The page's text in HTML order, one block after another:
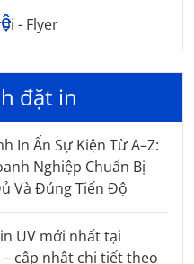
- Flyer
đặt in
In Ấn Sự Kiện Từ A–Z:
Nghiệp Chuẩn Bị
Và Đúng Tiến Độ
UV mới nhất tại
– cập nhật chi tiết theo